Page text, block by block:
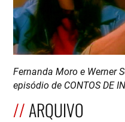
F ernanda Moro e Werner
episódio de CONTOS DE
ARQUIVO